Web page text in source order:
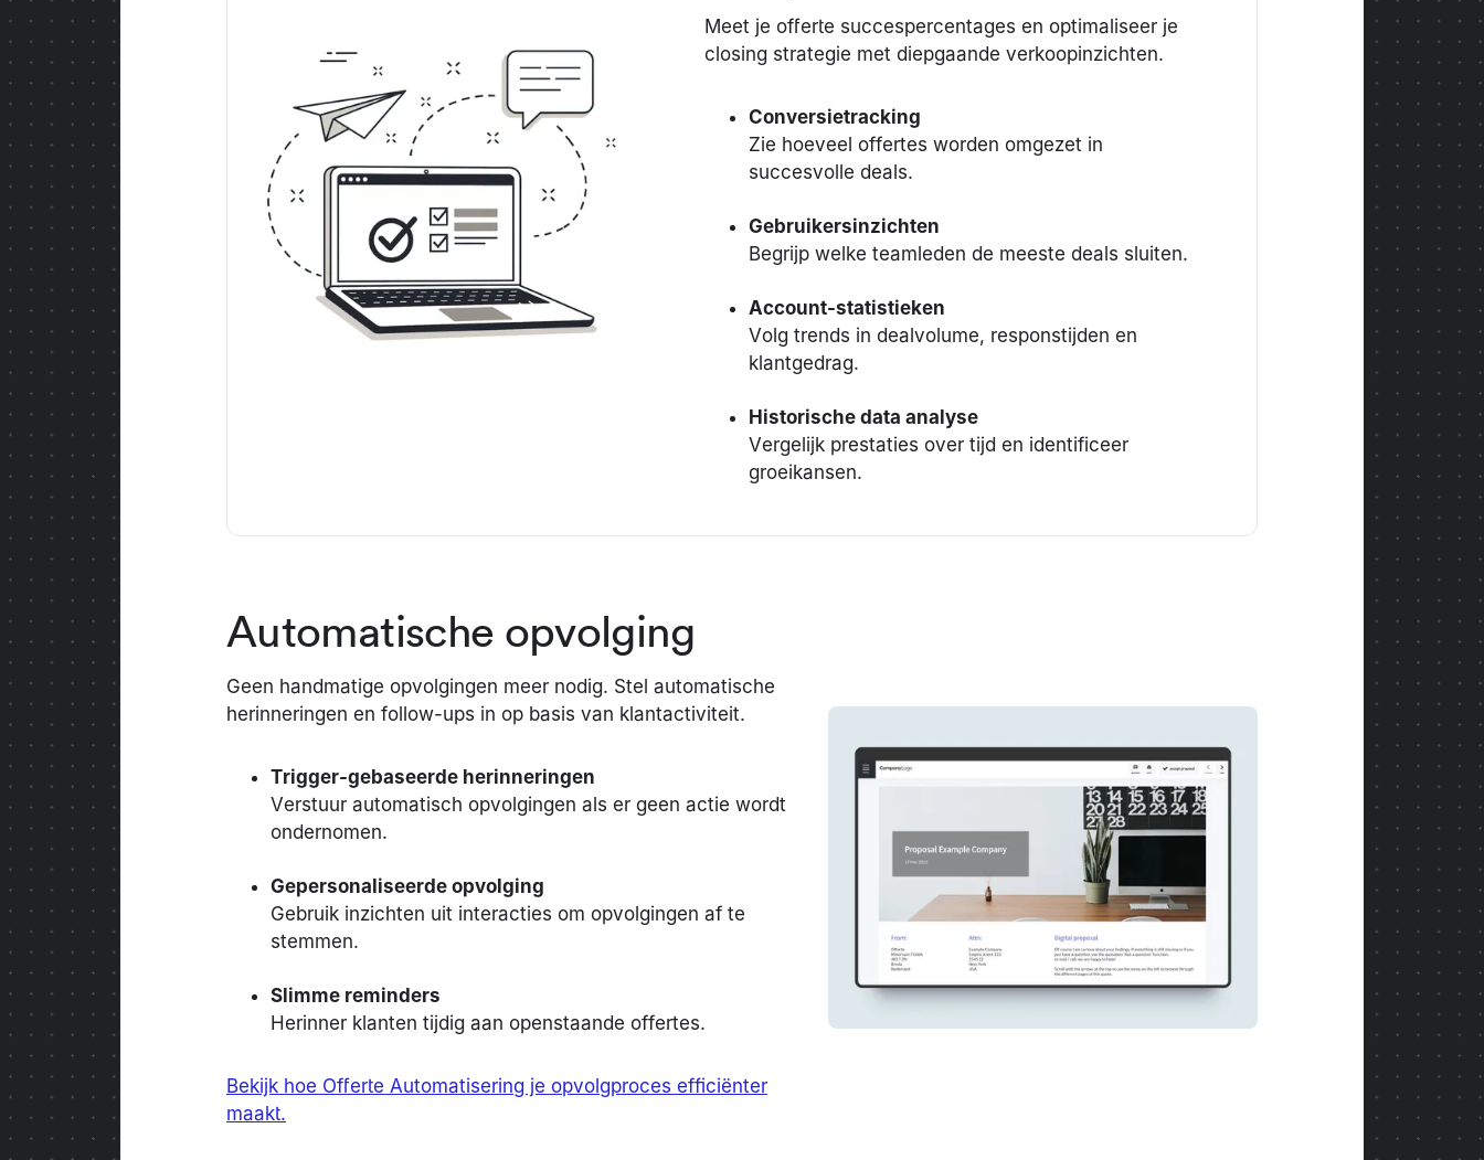
Meet je offerte succespercentages en optimaliseer je
closing strategie met diepgaande verkoopinzichten.
Conversietracking
Zie hoeveel offertes worden omgezet in
succesvolle deals.
Gebruikersinzichten
Begrijp welke teamleden de meeste deals sluiten.
Account-statistieken
Volg trends in dealvolume, responstijden en
klantgedrag.
Historische data analyse
Vergelijk prestaties over tijd en identificeer
groeikansen.
Automatische opvolging
Geen handmatige opvolgingen meer nodig. Stel automatische
herinneringen en follow-ups in op basis van klantactiviteit.
Trigger-gebaseerde herinneringen
Verstuur automatisch opvolgingen als er geen actie wordt
ondernomen.
Gepersonaliseerde opvolging
Gebruik inzichten uit interacties om opvolgingen af te
stemmen.
Slimme reminders
Herinner klanten tijdig aan openstaande offertes.
Bekijk hoe Offerte Automatisering je opvolgproces efficiënter
maakt.